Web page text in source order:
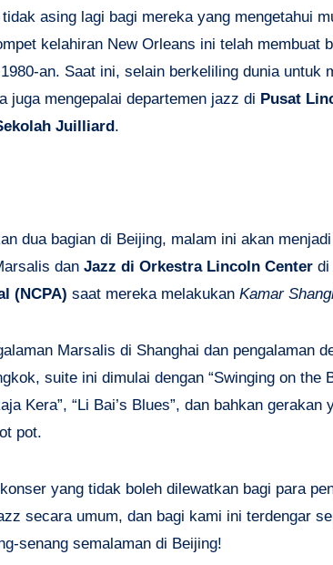
asing lagi bagi mereka yang mengetahui
kelahiran New Orleans ini telah membuat
an. Saat ini, selain berkeliling dunia untuk
juga mengepalai departemen jazz di Pusat
Juilliard.
dua bagian di Beijing, malam ini akan
dan Jazz di Orkestra Lincoln Center di
(NCPA) saat mereka melakukan Kamar
Marsalis di Shanghai dan pengalaman
suite ini dimulai dengan “Swinging on the
Kera”, “Li Bai’s Blues”, dan bahkan gerakan
pot.
yang tidak boleh dilewatkan bagi para
secara umum, dan bagi kami ini terdengar
senang semalaman di Beijing!